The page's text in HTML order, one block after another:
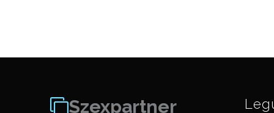
Szexpartner